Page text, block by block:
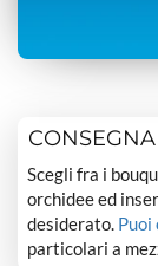
Scegli fra i
orchidee ed
desiderato.
particolari a